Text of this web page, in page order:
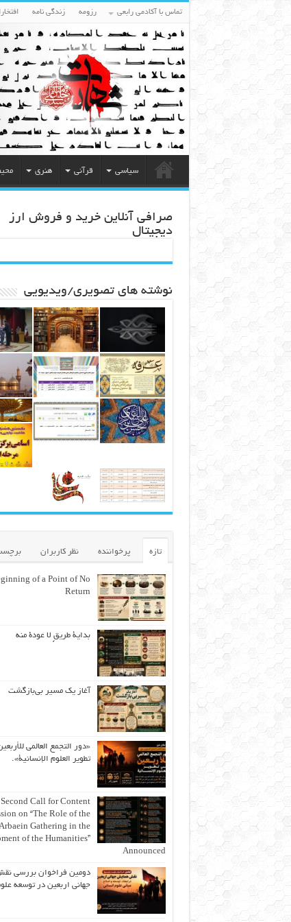
تماس با آکادمی رابعی رزومه زندگی نامه
سیاسی قرآنی هنری
صرافی آنلاین خرید و فروش ارز
دیجیتال
نوشته های تصویری/ویدیویی
تازه پرخواننده نظر کاربران
of a Point of No
Return
بداية طريقٍ لا عودة منه
آغاز یک مسیر بی‌بازگشت
«دور التجمع العالمي
تطوير العلوم الإنسانية».
Second Call for Content
on “The Role of the
Gathering in the
of the Humanities”
Announced
دومین فراخوان بررسی
جهانی اربعین در توسعه